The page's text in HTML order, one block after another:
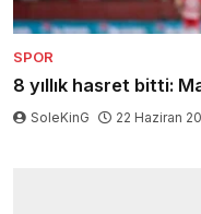
SPOR
8 yıllık hasret bitti:
SoleKinG 22 Haziran